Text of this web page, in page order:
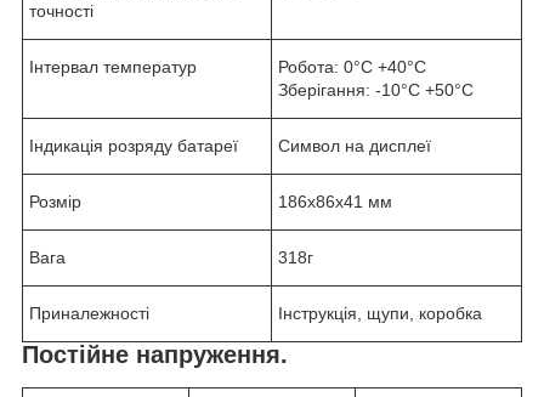
точності
Інтервал температур
Робота: 0°С +40°С
Зберігання: -10°С +50°С
Індикація розряду батареї Символ на дисплеї
Розмір 186х86х41 мм
Вага 318г
Приналежності Інструкція, щупи, коробка
Постійне напруження.